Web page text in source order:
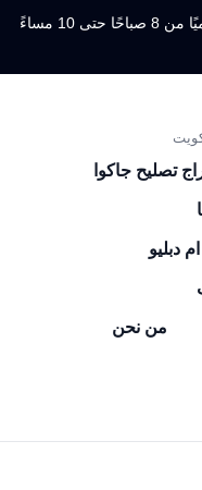
8 صباحًا حتى 10 مساءً
تصليح جاكوا
دبليو
من نحن